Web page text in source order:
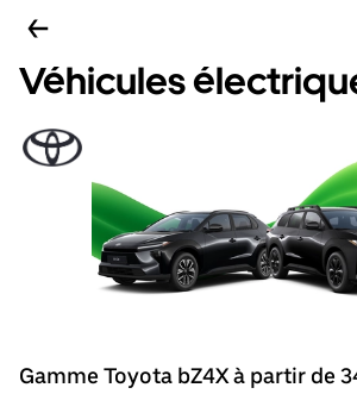
Véhicules
Gamme Toyota bZ4X à partir de